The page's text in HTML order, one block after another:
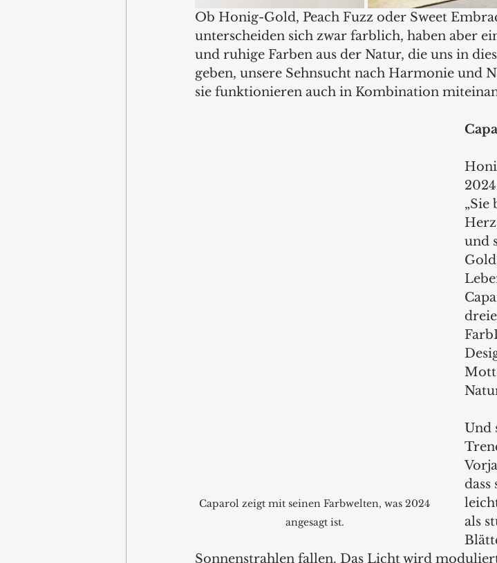
Ob Honig-Gold, Peach Fuzz oder Sweet
unterscheiden sich zwar farblich, haben aber
und ruhige Farben aus der Natur, die uns in
geben, unsere Sehnsucht nach Harmonie und
sie funktionieren auch in Kombination
Caparol zeigt mit seinen Farbwelten, was 2024
angesagt ist.
„Sie
und
Und
dass
als
Sonnenstrahlen fallen. Das Licht wird